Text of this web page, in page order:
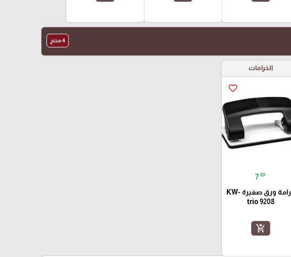
4 منتج
الخرامات
favorite_border
7 ₪
خرامة ورق صغيرة KW-
trio 9208
add_shopping_cart